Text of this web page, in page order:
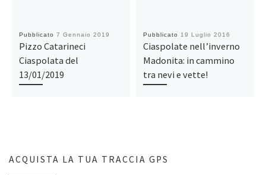
Pubblicato 7 Gennaio 2019
Pizzo Catarineci
Ciaspolata del
13/01/2019
Pubblicato 19 Luglio 2016
Ciaspolate nell’inverno
Madonita: in cammino
tra nevi e vette!
ACQUISTA LA TUA TRACCIA GPS